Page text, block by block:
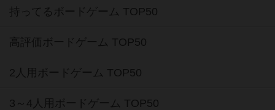
持ってるボードゲーム TOP50
高評価ボードゲーム TOP50
2人用ボードゲーム TOP50
3～4人用ボードゲーム TOP50